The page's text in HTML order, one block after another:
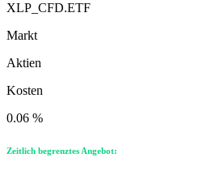
XLP_CFD.ETF
Markt
Aktien
Kosten
0.06 %
Zeitlich begrenztes Angebot: